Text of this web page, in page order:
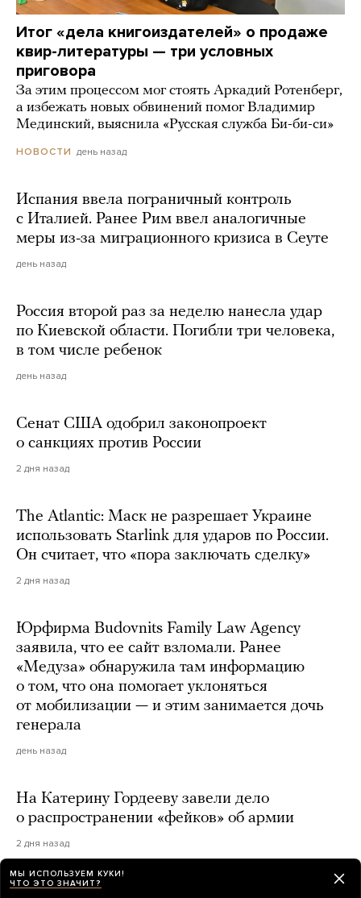
Итог «дела книгоиздателей» о продаже
квир-литературы — три условных
приговора
За этим процессом мог стоять Аркадий Ротенберг,
а избежать новых обвинений помог Владимир
Мединский, выяснила «Русская служба Би-би-си»
НОВОСТИ день назад
Испания ввела пограничный контроль
с Италией. Ранее Рим ввел аналогичные
меры из-за миграционного кризиса в Сеуте
день назад
Россия второй раз за неделю нанесла удар
по Киевской области. Погибли три человека,
в том числе ребенок
день назад
Сенат США одобрил законопроект
о санкциях против России
2 дня назад
The Atlantic: Маск не разрешает Украине
использовать Starlink для ударов по России.
Он считает, что «пора заключать сделку»
2 дня назад
Юрфирма Budovnits Family Law Agency
заявила, что ее сайт взломали. Ранее
«Медуза» обнаружила там информацию
о том, что она помогает уклоняться
от мобилизации — и этим занимается дочь
генерала
день назад
На Катерину Гордееву завели дело
о распространении «фейков» об армии
2 дня назад
В Швеции задержали пару российских
МЫ ИСПОЛЬЗУЕМ КУКИ!
ЧТО ЭТО ЗНАЧИТ?